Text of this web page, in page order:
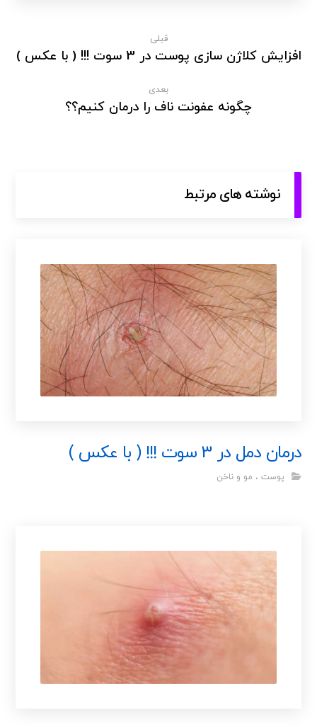
قبلی
افزایش کلاژن سازی پوست در 3 سوت !!! ( با عکس )
بعدی
چگونه عفونت ناف را درمان کنیم؟؟
نوشته های مرتبط
درمان دمل در 3 سوت !!! ( با عکس )
پوست ، مو و ناخن